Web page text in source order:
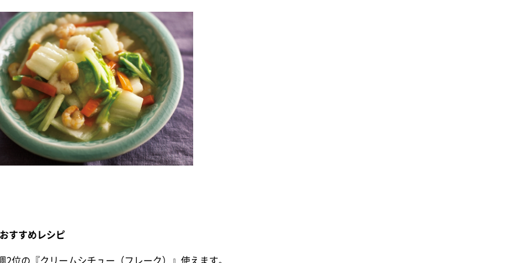
すすめレシピ
2位の『クリームシチュー（フレーク）』使えます。